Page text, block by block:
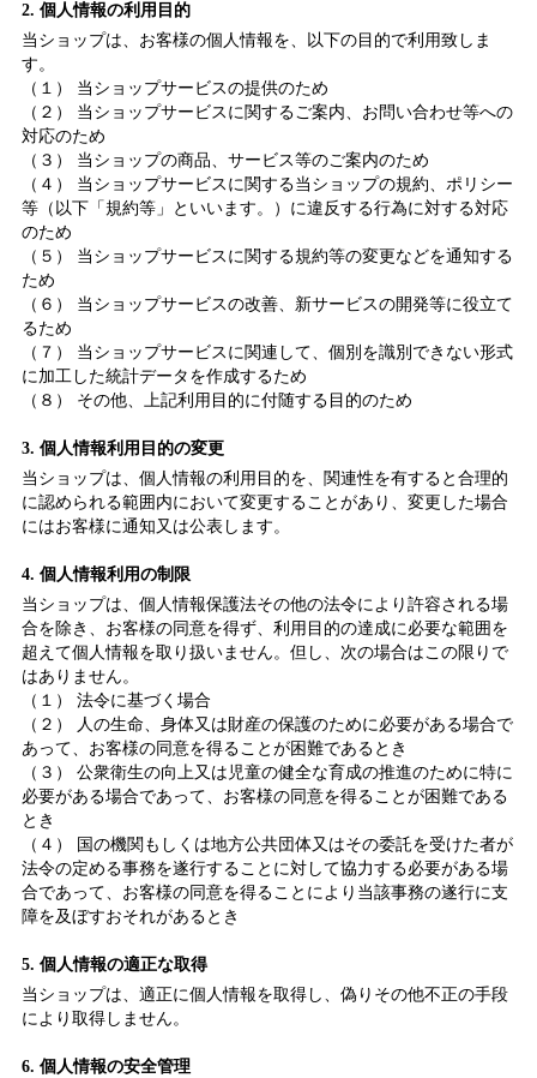
2. 個人情報の利用目的
当ショップは、お客様の個人情報を、以下の目的で利用致しま
す。
（１） 当ショップサービスの提供のため
（２） 当ショップサービスに関するご案内、お問い合わせ等への
対応のため
（３） 当ショップの商品、サービス等のご案内のため
（４） 当ショップサービスに関する当ショップの規約、ポリシー
等（以下「規約等」といいます。）に違反する行為に対する対応
のため
（５） 当ショップサービスに関する規約等の変更などを通知する
ため
（６） 当ショップサービスの改善、新サービスの開発等に役立て
るため
（７） 当ショップサービスに関連して、個別を識別できない形式
に加工した統計データを作成するため
（８） その他、上記利用目的に付随する目的のため
3. 個人情報利用目的の変更
当ショップは、個人情報の利用目的を、関連性を有すると合理的
に認められる範囲内において変更することがあり、変更した場合
にはお客様に通知又は公表します。
4. 個人情報利用の制限
当ショップは、個人情報保護法その他の法令により許容される場
合を除き、お客様の同意を得ず、利用目的の達成に必要な範囲を
超えて個人情報を取り扱いません。但し、次の場合はこの限りで
はありません。
（１） 法令に基づく場合
（２） 人の生命、身体又は財産の保護のために必要がある場合で
あって、お客様の同意を得ることが困難であるとき
（３） 公衆衛生の向上又は児童の健全な育成の推進のために特に
必要がある場合であって、お客様の同意を得ることが困難である
とき
（４） 国の機関もしくは地方公共団体又はその委託を受けた者が
法令の定める事務を遂行することに対して協力する必要がある場
合であって、お客様の同意を得ることにより当該事務の遂行に支
障を及ぼすおそれがあるとき
5. 個人情報の適正な取得
当ショップは、適正に個人情報を取得し、偽りその他不正の手段
により取得しません。
6. 個人情報の安全管理